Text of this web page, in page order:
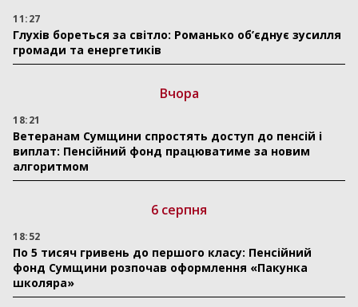
11:27
Глухів бореться за світло: Романько об’єднує зусилля
громади та енергетиків
Вчора
18:21
Ветеранам Сумщини спростять доступ до пенсій і
виплат: Пенсійний фонд працюватиме за новим
алгоритмом
6 серпня
18:52
По 5 тисяч гривень до першого класу: Пенсійний
фонд Сумщини розпочав оформлення «Пакунка
школяра»